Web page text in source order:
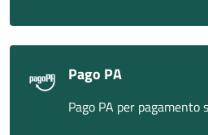
Pago PA
Pago PA per pagamento